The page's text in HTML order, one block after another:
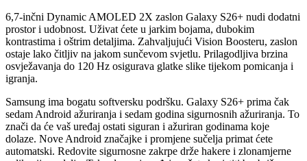
6,7-inčni Dynamic AMOLED 2X zaslon Galaxy S26+ nudi dodatni
prostor i udobnost. Uživat ćete u jarkim bojama, dubokim
kontrastima i oštrim detaljima. Zahvaljujući Vision Boosteru, zaslon
ostaje lako čitljiv na jakom sunčevom svjetlu. Prilagodljiva brzina
osvježavanja do 120 Hz osigurava glatke slike tijekom pomicanja i
igranja.
Samsung ima bogatu softversku podršku. Galaxy S26+ prima čak
sedam Android ažuriranja i sedam godina sigurnosnih ažuriranja. To
znači da će vaš uređaj ostati siguran i ažuriran godinama koje
dolaze. Nove Android značajke i promjene sučelja primat ćete
automatski. Redovite sigurnosne zakrpe drže hakere i zlonamjerne